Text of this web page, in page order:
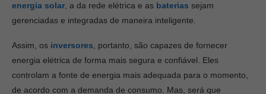
energia solar , a da rede elétrica e as baterias sejam
gerenciadas e integradas de maneira inteligente.
Assim, os inversores , portanto, são capazes de fornecer
energia elétrica de forma mais segura e confiável. Eles
controlam a fonte de energia mais adequada para o momento,
de acordo com a demanda de consumo. Mas, será que